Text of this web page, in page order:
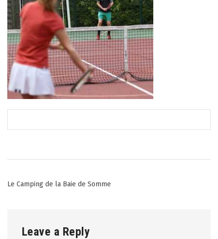
Post
Le Camping de la Baie de Somme
Leave a Reply